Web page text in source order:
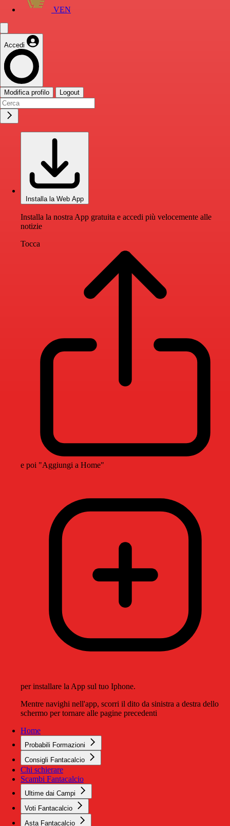
VEN
Accedi
Modifica profilo Logout
Installa la Web App
Installa la nostra App gratuita e accedi più velocemente alle
notizie
Tocca
e poi "Aggiungi a Home"
per installare la App sul tuo Iphone.
Mentre navighi nell'app, scorri il dito da sinistra a destra dello
schermo per tornare alle pagine precedenti
Home
Probabili Formazioni
Consigli Fantacalcio
Chi schierare
Scambi Fantacalcio
Ultime dai Campi
Voti Fantacalcio
Asta Fantacalcio